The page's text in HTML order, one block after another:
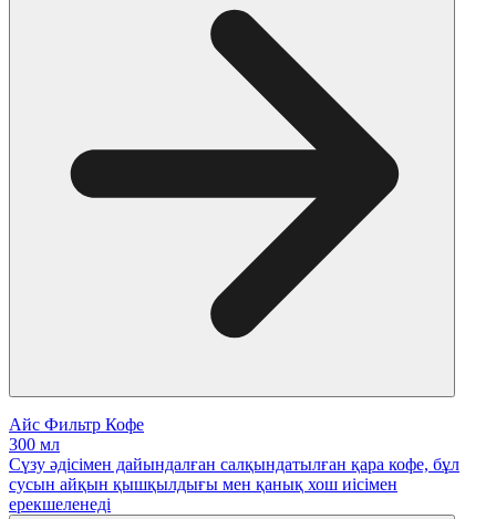
Айс Фильтр Кофе
300 мл
Сүзу әдісімен дайындалған салқындатылған қара кофе, бұл
сусын айқын қышқылдығы мен қанық хош иісімен
ерекшеленеді